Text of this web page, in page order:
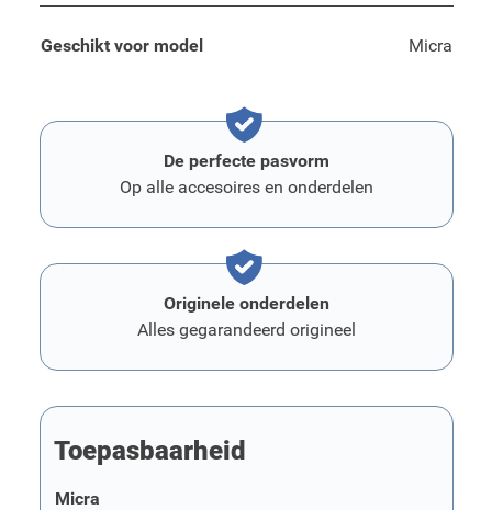
Geschikt voor model Micra
De perfecte pasvorm
Op alle accesoires en onderdelen
Originele onderdelen
Alles gegarandeerd origineel
Toepasbaarheid
Micra